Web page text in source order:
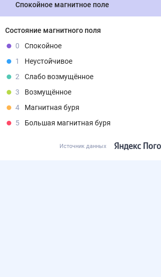
Спокойное магнитное поле
Состояние магнитного поля
0
Спокойное
1
Неустойчивое
2
Слабо возмущённое
3
Возмущённое
4
Магнитная буря
5
Большая магнитная буря
Источник данных